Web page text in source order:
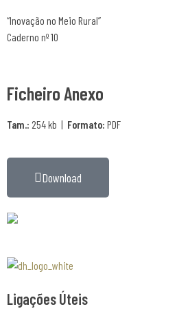
“Inovação no Meio Rural”
Caderno nº 10
Ficheiro Anexo
Tam.: 254 kb | Formato: PDF
Download
Ligações Úteis